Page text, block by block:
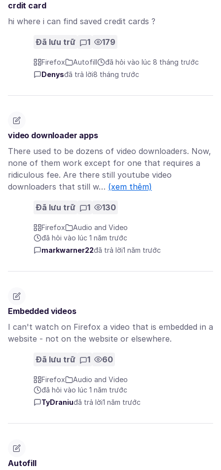
crdit card
hi where i can find saved credit cards ?
Đã lưu trữ 1 179
Firefox Autofill
đã hỏi vào lúc 8 tháng trước
Denysđã trả lời8 tháng trước
video downloader apps
There used to be dozens of video downloaders. Now,
none of them work except for one that requires a
ridiculous fee. Are there still youtube video
downloaders that still w… (xem thêm)
Đã lưu trữ 1 130
Firefox
Audio and Video
đã hỏi vào lúc 1 năm trước
markwarner22đã trả lời1 năm trước
Embedded videos
I can't watch on Firefox a video that is embedded in a
website - not on the website or elsewhere.
Đã lưu trữ 1 60
Firefox
Audio and Video
đã hỏi vào lúc 1 năm trước
TyDraniuđã trả lời1 năm trước
Autofill